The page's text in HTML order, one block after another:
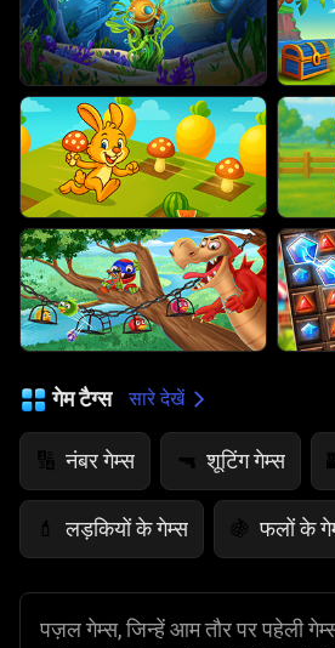
गेम टैग्स सारे देखें
🔢 नंबर गेम्स 🔫 शूटिंग गेम्स
💄 लड़कियों के गेम्स 🍇 फलों के
पज़ल गेम्स, जिन्हें आम तौर पर पहेली